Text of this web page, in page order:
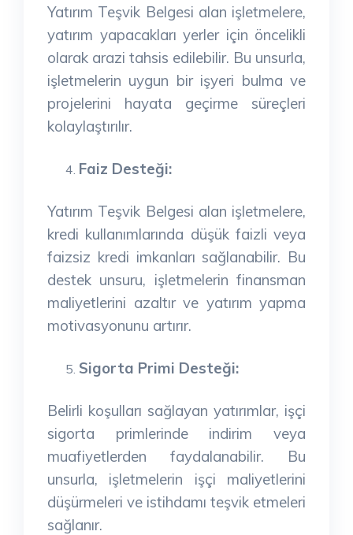
Yatırım Teşvik Belgesi alan işletmelere,
yatırım yapacakları yerler için öncelikli
olarak arazi tahsis edilebilir. Bu unsurla,
işletmelerin uygun bir işyeri bulma ve
projelerini hayata geçirme süreçleri
kolaylaştırılır.
Faiz Desteği:
Yatırım Teşvik Belgesi alan işletmelere,
kredi kullanımlarında düşük faizli veya
faizsiz kredi imkanları sağlanabilir. Bu
destek unsuru, işletmelerin finansman
maliyetlerini azaltır ve yatırım yapma
motivasyonunu artırır.
Sigorta Primi Desteği:
Belirli koşulları sağlayan yatırımlar, işçi
sigorta primlerinde indirim veya
muafiyetlerden faydalanabilir. Bu
unsurla, işletmelerin işçi maliyetlerini
düşürmeleri ve istihdamı teşvik etmeleri
sağlanır.